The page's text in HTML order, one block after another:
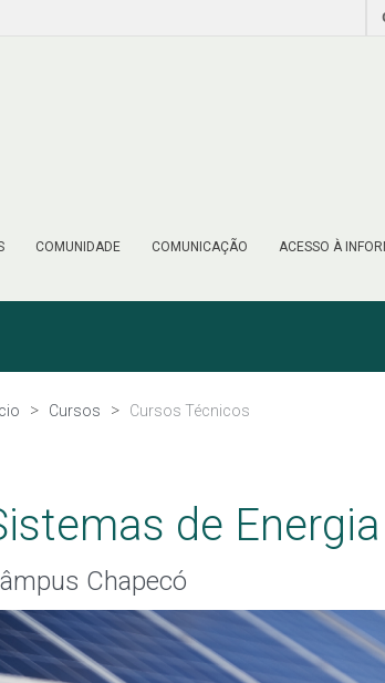
COMUNIDADE COMUNICAÇÃO ACESSO À
Cursos Cursos Técnicos
de
Chapecó